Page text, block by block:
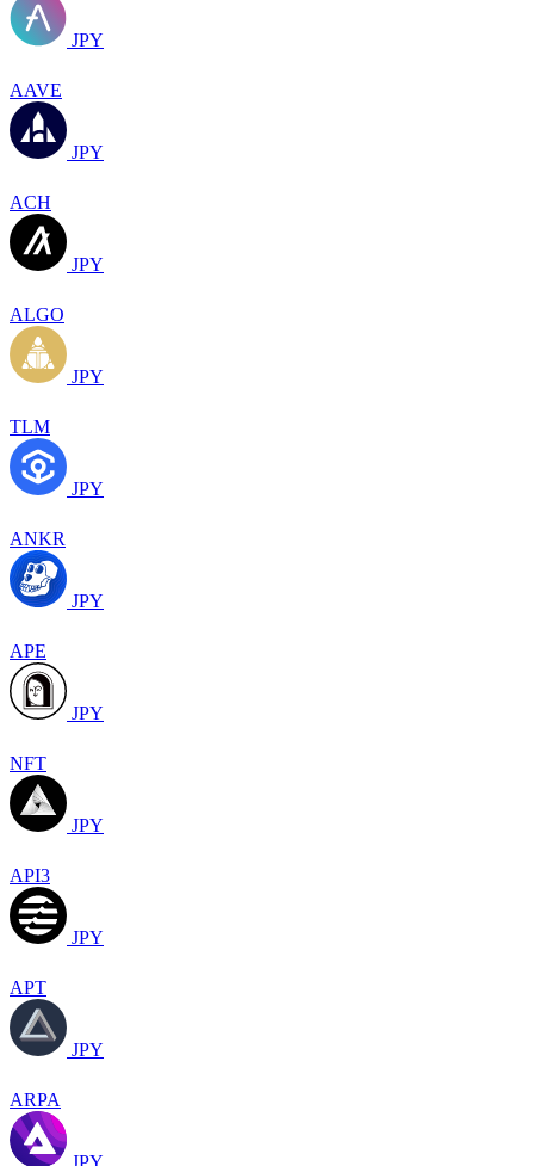
JPY
AAVE
JPY
ACH
JPY
ALGO
JPY
TLM
JPY
ANKR
JPY
APE
JPY
NFT
JPY
API3
JPY
APT
JPY
ARPA
JPY